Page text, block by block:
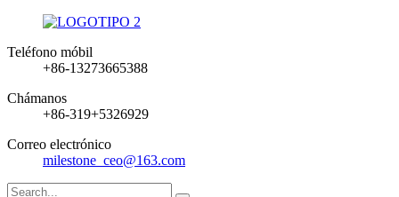
Teléfono móbil
+86-13273665388
Chámanos
+86-319+5326929
Correo electrónico
milestone_ceo@163.com